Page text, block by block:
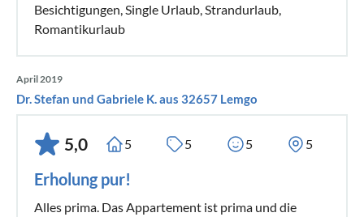
Besichtigungen, Single Urlaub, Strandurlaub,
Romantikurlaub
April 2019
Dr. Stefan und Gabriele K. aus 32657 Lemgo
5,0 5 5 5 5
Erholung pur!
Alles prima. Das Appartement ist prima und die